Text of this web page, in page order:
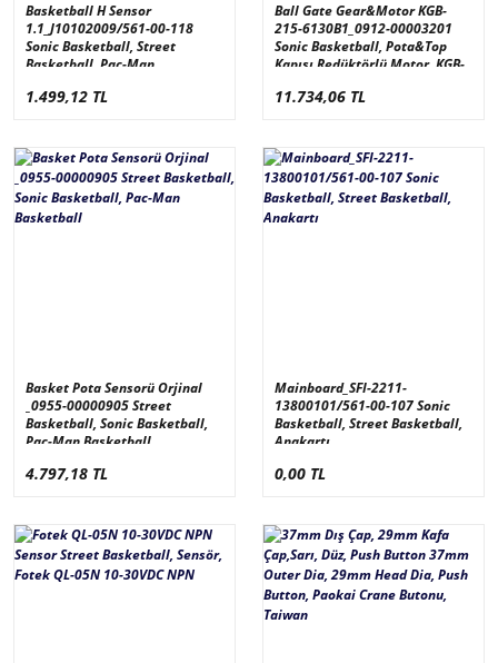
Basketball H Sensor
1.1_J10102009/561-00-118
Sonic Basketball, Street
Basketball, Pac-Man
1.499,12 TL
Ball Gate Gear&Motor KGB-
215-6130B1_0912-00003201
Sonic Basketball, Pota&Top
Kapısı Redüktörlü Motor, KGB-
11.734,06 TL
Basket Pota Sensorü Orjinal
_0955-00000905 Street
Basketball, Sonic Basketball,
Pac-Man Basketball
4.797,18 TL
Mainboard_SFI-2211-
13800101/561-00-107 Sonic
Basketball, Street Basketball,
Anakartı
0,00 TL